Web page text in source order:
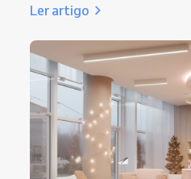
Ler artigo